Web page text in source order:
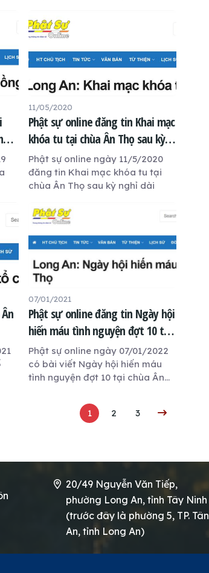
11/05/2020
Phật sự online đăng tin Khai mạc
khóa tu tại chùa Ân Thọ sau kỳ
nghỉ dài
Phật sự online ngày 11/5/2020
đăng tin Khai mạc khóa tu tại
chùa Ân Thọ sau kỳ nghỉ dài
07/01/2021
Phật sự online đăng tin Ngày hội
hiến máu tình nguyện đợt 10 tại
chùa Ân Thọ
Phật sự online ngày 07/01/2022
có bài viết Ngày hội hiến máu
tình nguyện đợt 10 tại chùa Ân
1
2 3
20/49 Nguyễn Văn Tiếp,
phường Long An, tỉnh Tây Ninh
(trước đây là phường 5, TP. Tân
An, tỉnh Long An)